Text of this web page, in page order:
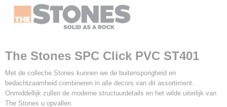
61 x 30,50 x 0,50 cm
Pakinhoud
Afmetingen
610 x 305 - 5mm
V-groef
Micro 4V
The Stones SPC Click PVC ST401
Met de collectie Stones kunnen we de buitensporigheid en
bedachtzaamheid combineren in alle decors van dit assortiment.
Onmiddellijk zullen de moderne structuurdetails en het wilde uiterlijk van
The Stones u opvallen.